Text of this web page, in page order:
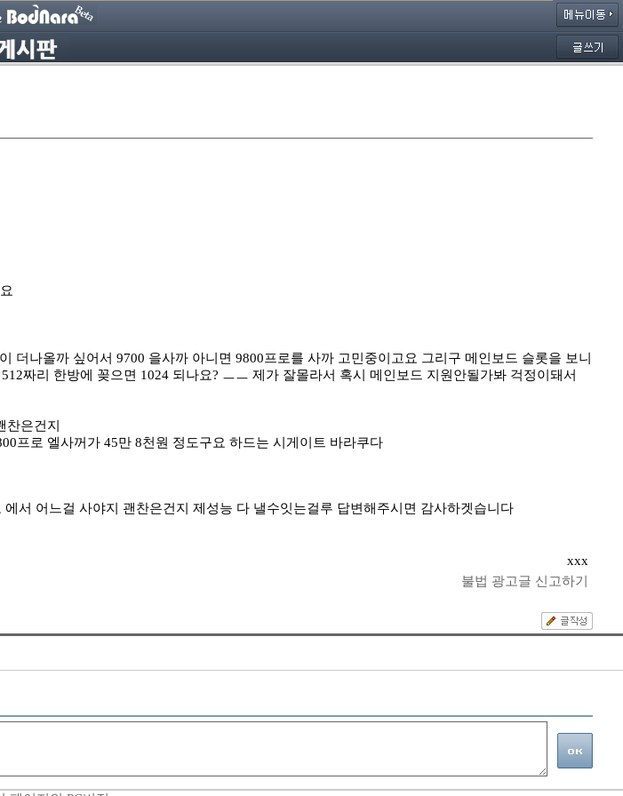
나올까 싶어서 9700 을사까 아니면 9800프로를 사까 고민중이고요 그리구 메인보드 슬롯을 보니
짜리 한방에 꽂으면 1024 되나요? ㅡㅡ 제가 잘몰라서 혹시 메인보드 지원안될가봐 걱정이돼서
찬은건지
프로 엘사꺼가 45만 8천원 정도구요 하드는 시게이트 바라쿠다
서 어느걸 사야지 괜찬은건지 제성능 다 낼수잇는걸루 답변해주시면 감사하겟습니다
xxx
불법 광고글 신고하기